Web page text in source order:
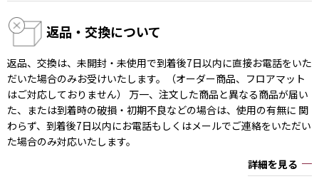
返品・交換について
返品、交換は、未開封・未使用で到着後7日以内に直接お電話をいた
だいた場合のみお受けいたします。（オーダー商品、フロアマット
はご対応しておりません） 万一、注文した商品と異なる商品が届い
た、または到着時の破損・初期不良などの場合は、使用の有無に 関
わらず、到着後7日以内にお電話もしくはメールでご連絡をいただい
た場合のみ対応いたします。
詳細を見る